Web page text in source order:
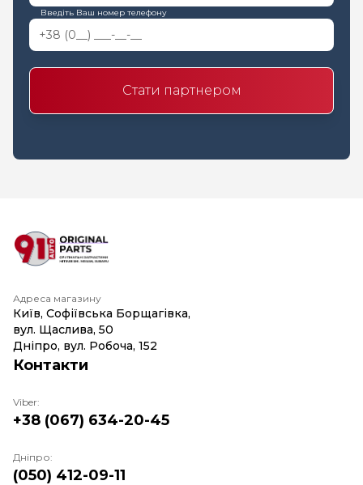
Введіть Ваш номер телефону
Стати партнером
Адреса магазину
Київ, Софіївська Борщагівка,
вул. Щаслива, 50
Дніпро, вул. Робоча, 152
Контакти
Viber:
+38 (067) 634-20-45
Дніпро:
(050) 412-09-11